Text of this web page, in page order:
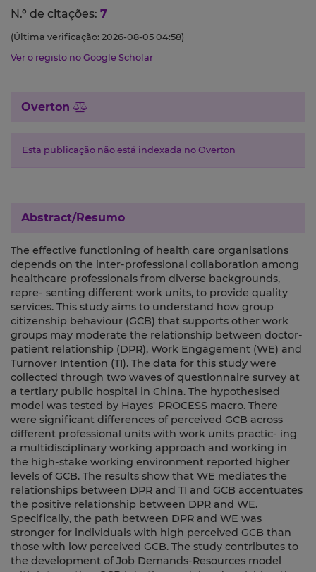
N.º de citações: 7
(Última verificação: 2026-08-05 04:58)
Ver o registo no Google Scholar
Overton
Esta publicação não está indexada no Overton
Abstract/Resumo
The effective functioning of health care organisations
depends on the inter-professional collaboration among
healthcare professionals from diverse backgrounds,
repre- senting different work units, to provide quality
services. This study aims to understand how group
citizenship behaviour (GCB) that supports other work
groups may moderate the relationship between doctor-
patient relationship (DPR), Work Engagement (WE) and
Turnover Intention (TI). The data for this study were
collected through two waves of questionnaire survey at
a tertiary public hospital in China. The hypothesised
model was tested by Hayes' PROCESS macro. There
were significant differences of perceived GCB across
different professional units with work units practic- ing
a multidisciplinary working approach and working in
the high-stake working environment reported higher
levels of GCB. The results show that WE mediates the
relationships between DPR and TI and GCB accentuates
the positive relationship between DPR and WE.
Specifically, the path between DPR and WE was
stronger for individuals with high perceived GCB than
those with low perceived GCB. The study contributes to
the development of Job Demands-Resources model